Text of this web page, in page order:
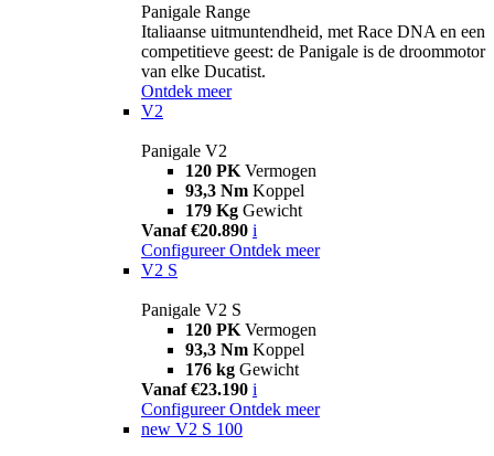
Panigale Range
Italiaanse uitmuntendheid, met Race DNA en een
competitieve geest: de Panigale is de droommotor
van elke Ducatist.
Ontdek meer
V2
Panigale V2
120 PK Vermogen
93,3 Nm Koppel
179 Kg Gewicht
Vanaf €20.890 i
Configureer Ontdek meer
V2 S
Panigale V2 S
120 PK Vermogen
93,3 Nm Koppel
176 kg Gewicht
Vanaf €23.190 i
Configureer Ontdek meer
new V2 S 100